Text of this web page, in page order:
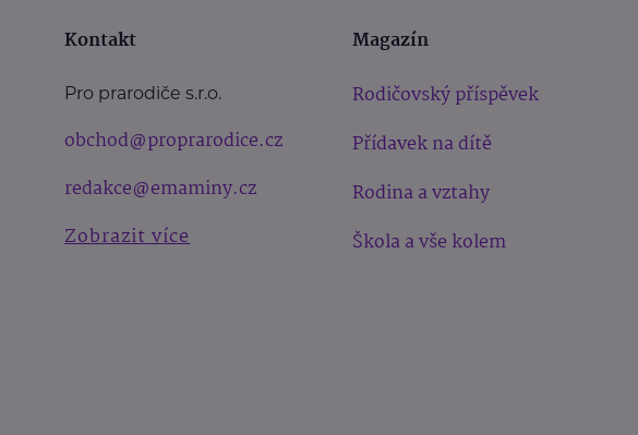
Kontakt
Pro prarodiče s.r.o.
obchod@proprarodice.cz
redakce@emaminy.cz
Zobrazit více
Magazín
Rodičovský příspěvek
Přídavek na dítě
Rodina a vztahy
Škola a vše kolem